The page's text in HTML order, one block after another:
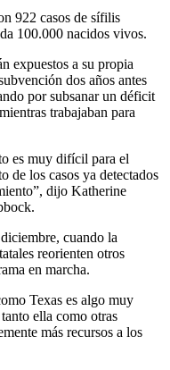
922 casos de sífilis
100.000 nacidos vivos.
expuestos a su propia
dos años antes
por subsanar un déficit
trabajaban para
es muy difícil para el
de los casos ya detectados
dijo Katherine
cuando la
reorienten otros
en marcha.
Texas es algo muy
ella como otras
más recursos a los